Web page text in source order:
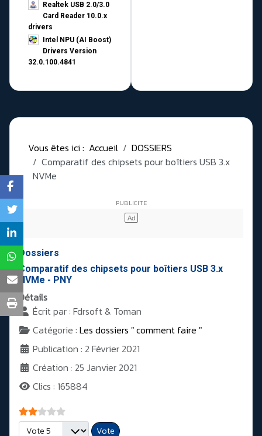
Realtek USB 2.0/3.0
Card Reader 10.0.x
drivers
Intel NPU (AI Boost)
Drivers Version
32.0.100.4841
Vous êtes ici : Accueil
DOSSIERS
Comparatif des chipsets pour boîtiers USB 3.x
NVMe
Dossiers
Comparatif des chipsets pour boîtiers USB 3.x
NVMe - PNY
Détails
Écrit par : Fdrsoft & Toman
Catégorie : Les dossiers " comment faire "
Publication : 2 Février 2021
Création : 25 Janvier 2021
Clics : 165884
Vote utilisateur:
Veuillez voter